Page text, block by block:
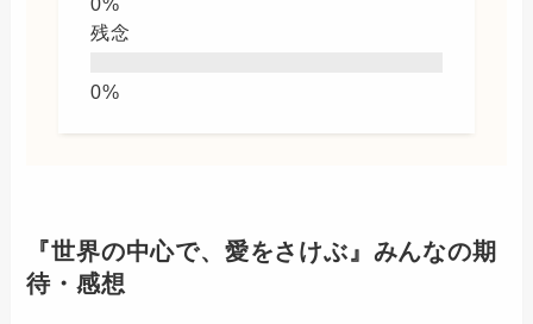
残念
『世界の中心で、愛をさけぶ』みんなの期
待・感想